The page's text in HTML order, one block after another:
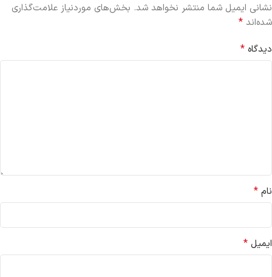
نشانی ایمیل شما منتشر نخواهد شد. بخش‌های موردنیاز علامت‌گذاری
شده‌اند *
دیدگاه *
نام *
ایمیل *